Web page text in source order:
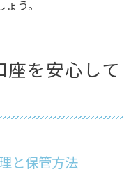
う。
を安心して
と保管方法